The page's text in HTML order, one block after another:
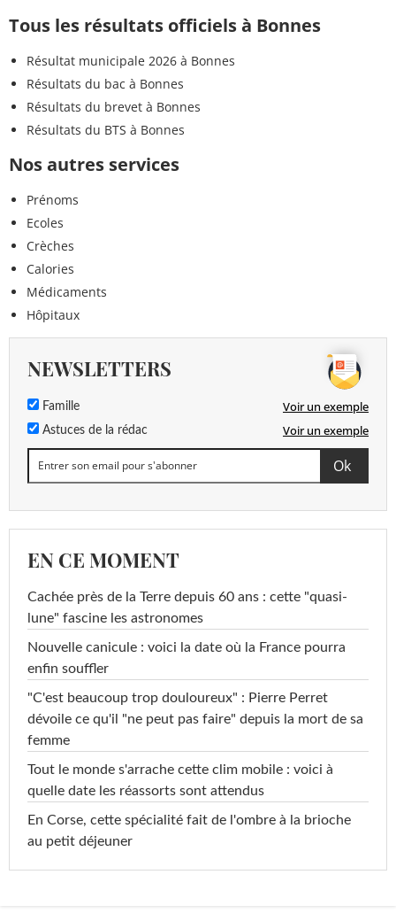
Tous les résultats officiels à Bonnes
Résultat municipale 2026 à Bonnes
Résultats du bac à Bonnes
Résultats du brevet à Bonnes
Résultats du BTS à Bonnes
Nos autres services
Prénoms
Ecoles
Crèches
Calories
Médicaments
Hôpitaux
NEWSLETTERS
Famille Voir un exemple
Astuces de la rédac Voir un exemple
EN CE MOMENT
Cachée près de la Terre depuis 60 ans : cette "quasi-
lune" fascine les astronomes
Nouvelle canicule : voici la date où la France pourra
enfin souffler
"C'est beaucoup trop douloureux" : Pierre Perret
dévoile ce qu'il "ne peut pas faire" depuis la mort de sa
femme
Tout le monde s'arrache cette clim mobile : voici à
quelle date les réassorts sont attendus
En Corse, cette spécialité fait de l'ombre à la brioche
au petit déjeuner